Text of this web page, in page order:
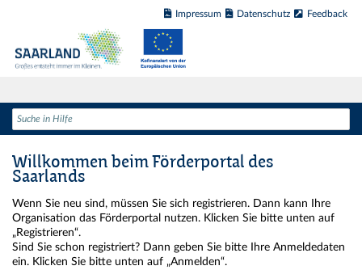
Impressum Datenschutz Feedback
Willkommen beim Förderportal des
Saarlands
Wenn Sie neu sind, müssen Sie sich registrieren. Dann kann Ihre
Organisation das Förderportal nutzen. Klicken Sie bitte unten auf
„Registrieren“.
Sind Sie schon registriert? Dann geben Sie bitte Ihre Anmeldedaten
ein. Klicken Sie bitte unten auf „Anmelden“.